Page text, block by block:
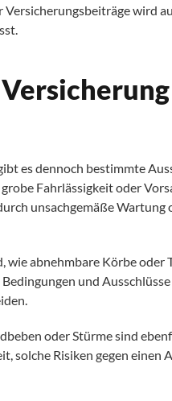
wird
es dennoch bestimmte
Fahrlässigkeit oder
unsachgemäße Wartung
abnehmbare Körbe oder
und
oder Stürme sind
solche Risiken gegen einen